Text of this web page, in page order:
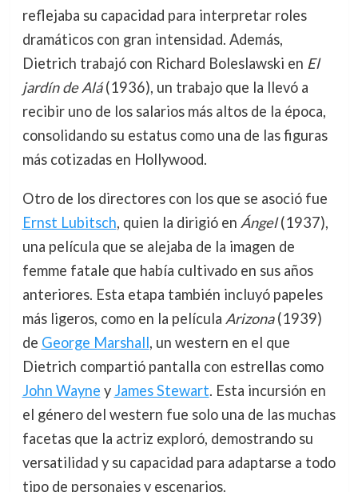
reflejaba su capacidad para interpretar roles
dramáticos con gran intensidad. Además,
Dietrich trabajó con Richard Boleslawski en El
jardín de Alá(1936), un trabajo que la llevó a
recibir uno de los salarios más altos de la época,
consolidando su estatus como una de las figuras
más cotizadas en Hollywood.
Otro de los directores con los que se asoció fue
Ernst Lubitsch, quien la dirigió en Ángel(1937),
una película que se alejaba de la imagen de
femme fatale que había cultivado en sus años
anteriores. Esta etapa también incluyó papeles
más ligeros, como en la película Arizona(1939)
de George Marshall, un western en el que
Dietrich compartió pantalla con estrellas como
John Wayne y James Stewart. Esta incursión en
el género del western fue solo una de las muchas
facetas que la actriz exploró, demostrando su
versatilidad y su capacidad para adaptarse a todo
tipo de personajes y escenarios.